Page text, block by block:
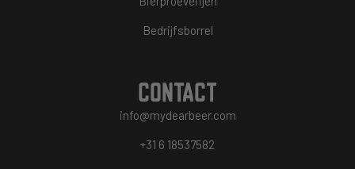
Bedrijfsborrel
CONTACT
info@mydearbeer.com
+31 6 18537582